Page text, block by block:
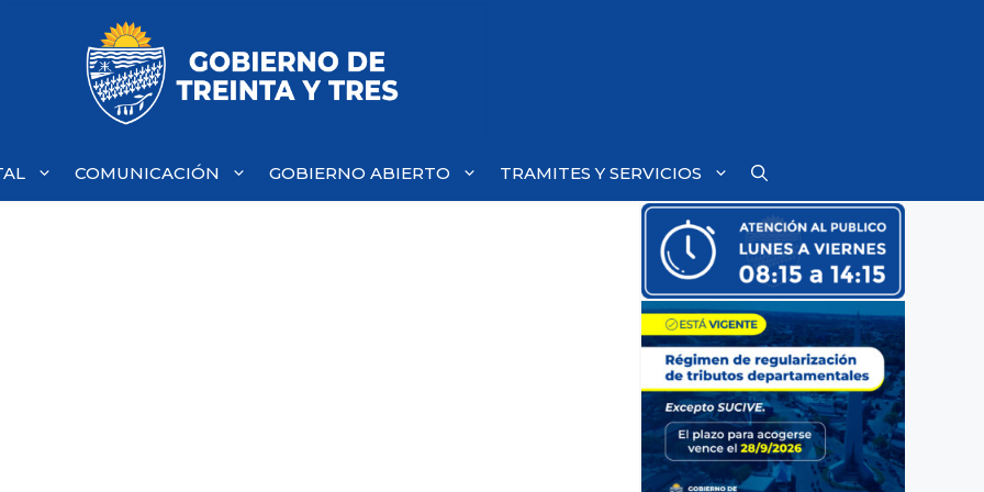
COMUNICACIÓN GOBIERNO ABIERTO TRAMITES Y SERVICIOS